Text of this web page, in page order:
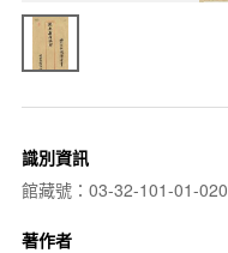
識別資訊
館藏號：03-32-101-01-020
著作者